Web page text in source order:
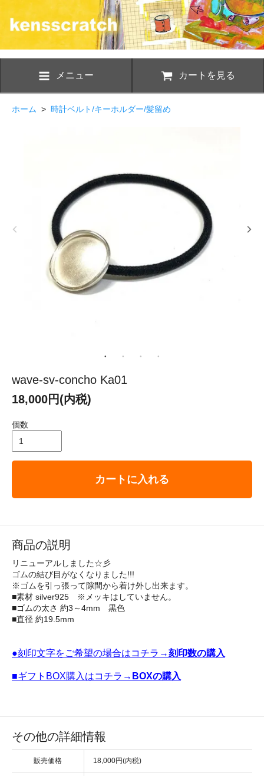
メニュー カートを見る
ホーム > 時計ベルト/キーホルダー/髪留め
wave-sv-concho Ka01
18,000円(内税)
個数
カートに入れる
商品の説明
リニューアルしました☆彡
ゴムの結び目がなくなりました!!!
※ゴムを引っ張って隙間から着け外し出来ます。
■素材 silver925 ※メッキはしていません。
■ゴムの太さ 約3～4mm 黒色
■直径 約19.5mm
●刻印文字をご希望の場合はコチラ→刻印数の購入
■ギフトBOX購入はコチラ→ BOXの購入
その他の詳細情報
販売価格 18,000円(内税)